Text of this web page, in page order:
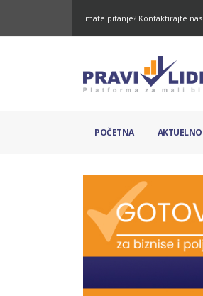
Imate pitanje? Kontaktirajte nas
POČETNA AKTUELNO